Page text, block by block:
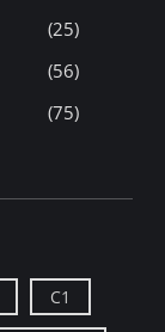
(25)
(56)
(75)
C1